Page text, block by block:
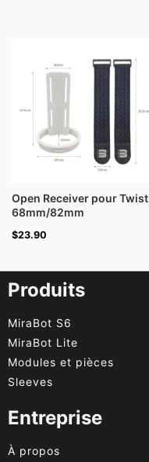
Open Receiver pour Twist
68mm/82mm
$23.90
Produits
MiraBot S6
MiraBot Lite
Modules et pièces
Sleeves
Entreprise
À propos